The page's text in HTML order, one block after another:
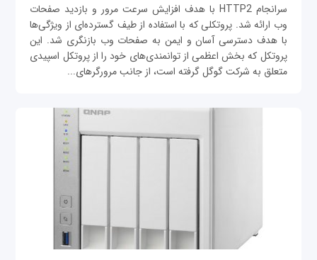
سرانجام HTTP2 با هدف افزایش سرعت مرور و بازدید صفحات
وب ارائه شد. پروتکلی که با استفاده از طیف گسترده‌ای از ویژگی‌ها
با هدف دسترسی آسان و ایمن به صفحات وب بازنگری شد. این
پروتکل که بخش اعظمی از توانمندی‌های خود را از پروتکل اسپیدی
متعلق به شرکت گوگل گرفته است، از جانب مرورگرهای...